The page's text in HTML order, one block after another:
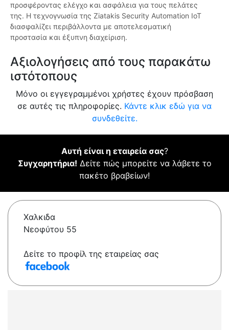
προσφέροντας ελέγχο και ασφάλεια για τους πελάτες
της. Η τεχνογνωσία της Ziatakis Security Automation IoT
διασφαλίζει περιβάλλοντα με αποτελεσματική
προστασία και έξυπνη διαχείριση.
Αξιολογήσεις από τους παρακάτω
ιστότοπους
Μόνο οι εγγεγραμμένοι χρήστες έχουν πρόσβαση
σε αυτές τις πληροφορίες. Κάντε κλικ εδώ για να
συνδεθείτε.
Αυτή είναι η εταιρεία σας?
Συγχαρητήρια! Δείτε πώς μπορείτε να λάβετε το
πακέτο βραβείων!
Χαλκιδα
Νεοφύτου 55
Δείτε το προφίλ της εταιρείας σας